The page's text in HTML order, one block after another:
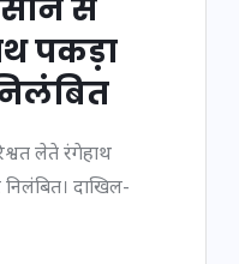
से
पकड़ा
लेते रंगेहाथ
दाखिल-